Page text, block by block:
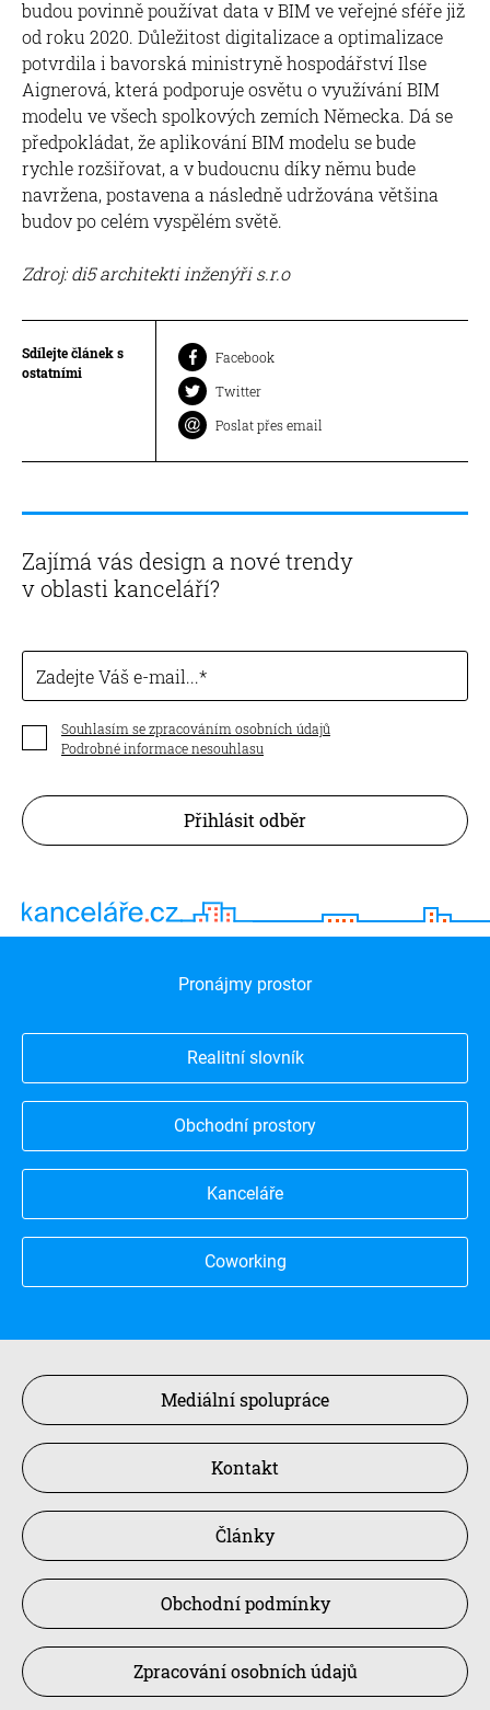
budou povinně používat data v BIM ve veřejné sféře již
od roku 2020. Důležitost digitalizace a optimalizace
potvrdila i bavorská ministryně hospodářství Ilse
Aignerová, která podporuje osvětu o využívání BIM
modelu ve všech spolkových zemích Německa. Dá se
předpokládat, že aplikování BIM modelu se bude
rychle rozšiřovat, a v budoucnu díky němu bude
navržena, postavena a následně udržována většina
budov po celém vyspělém světě.
Zdroj: di5 architekti inženýři s.r.o
Sdílejte článek s
ostatními
Facebook
Twitter
Poslat přes email
Zajímá vás design a nové trendy
v oblasti kanceláří?
Zadejte Váš e-mail...
Souhlasím se zpracováním osobních údajů
Podrobné informace nesouhlasu
Přihlásit odběr
Pronájmy prostor
Realitní slovník
Obchodní prostory
Kanceláře
Coworking
Mediální spolupráce
Kontakt
Články
Obchodní podmínky
Zpracování osobních údajů